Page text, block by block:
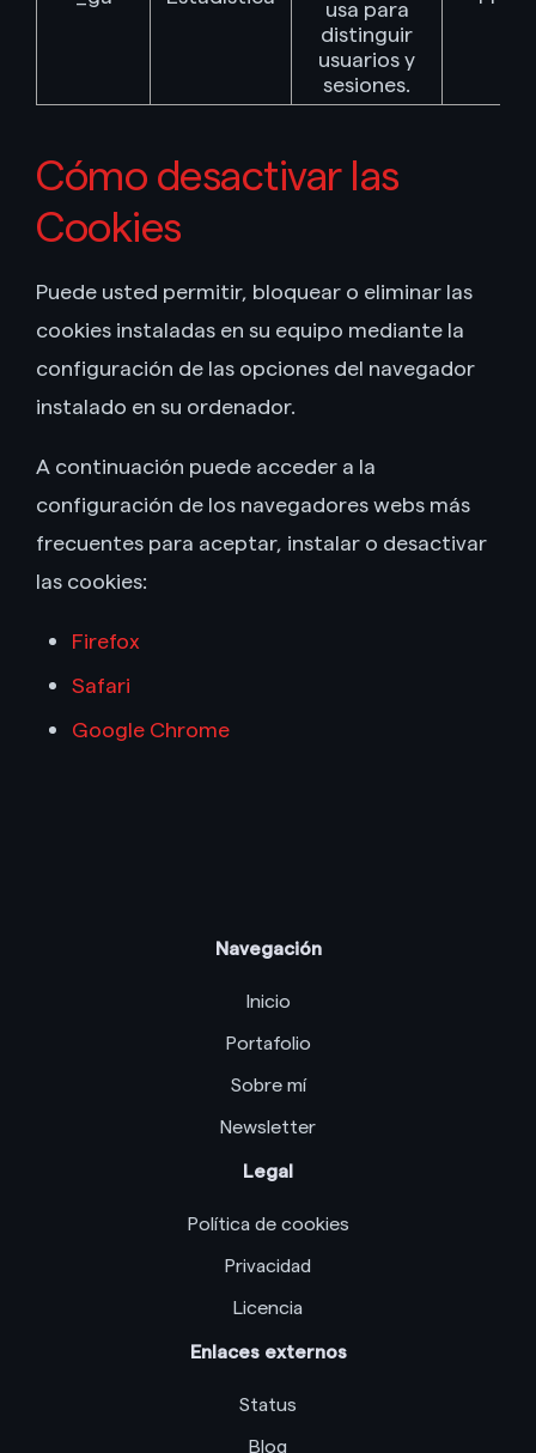
usa para
distinguir
usuarios y
sesiones.
Cómo desactivar las
Cookies
Puede usted permitir, bloquear o eliminar las
cookies instaladas en su equipo mediante la
configuración de las opciones del navegador
instalado en su ordenador.
A continuación puede acceder a la
configuración de los navegadores webs más
frecuentes para aceptar, instalar o desactivar
las cookies:
Firefox
Safari
Google Chrome
Navegación
Inicio
Portafolio
Sobre mí
Newsletter
Legal
Política de cookies
Privacidad
Licencia
Enlaces externos
Status
Blog